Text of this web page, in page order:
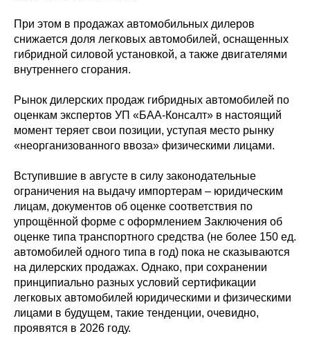
При этом в продажах автомобильных дилеров
снижается доля легковых автомобилей, оснащенных
гибридной силовой установкой, а также двигателями
внутреннего сгорания.
Рынок дилерских продаж гибридных автомобилей по
оценкам экспертов УП «БАА-Консалт» в настоящий
момент теряет свои позиции, уступая место рынку
«неорганизованного ввоза» физическими лицами.
Вступившие в августе в силу законодательные
ограничения на выдачу импортерам – юридическим
лицам, документов об оценке соответствия по
упрощённой форме с оформлением Заключения об
оценке типа транспортного средства (не более 150 ед.
автомобилей одного типа в год) пока не сказываются
на дилерских продажах. Однако, при сохранении
принципиально разных условий сертификации
легковых автомобилей юридическими и физическими
лицами в будущем, такие тенденции, очевидно,
проявятся в 2026 году.